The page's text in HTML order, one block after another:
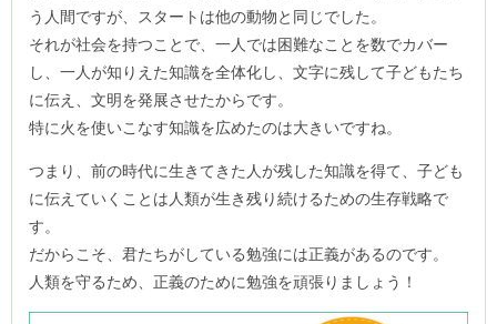
う人間ですが、スタートは他の動物と同じでした。
それが社会を持つことで、一人では困難なことを数でカバー
し、一人が知りえた知識を全体化し、文字に残して子どもたち
に伝え、文明を発展させたからです。
特に火を使いこなす知識を広めたのは大きいですね。
つまり、前の時代に生きてきた人が残した知識を得て、子ども
に伝えていくことは人類が生き残り続けるための生存戦略で
す。
だからこそ、君たちがしている勉強には正義があるのです。
人類を守るため、正義のために勉強を頑張りましょう！